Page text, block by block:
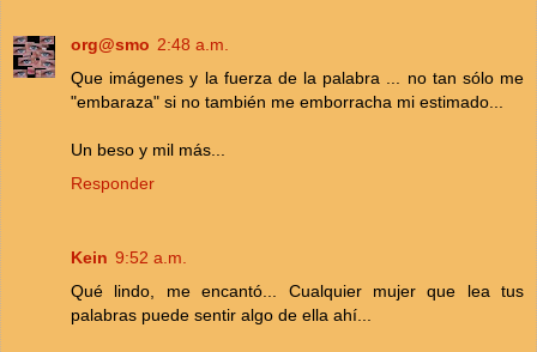
org@smo 2:48 a.m.
Que imágenes y la fuerza de la palabra ... no tan sólo me
"embaraza" si no también me emborracha mi estimado...
Un beso y mil más...
Responder
Kein 9:52 a.m.
Qué lindo, me encantó... Cualquier mujer que lea tus
palabras puede sentir algo de ella ahí...